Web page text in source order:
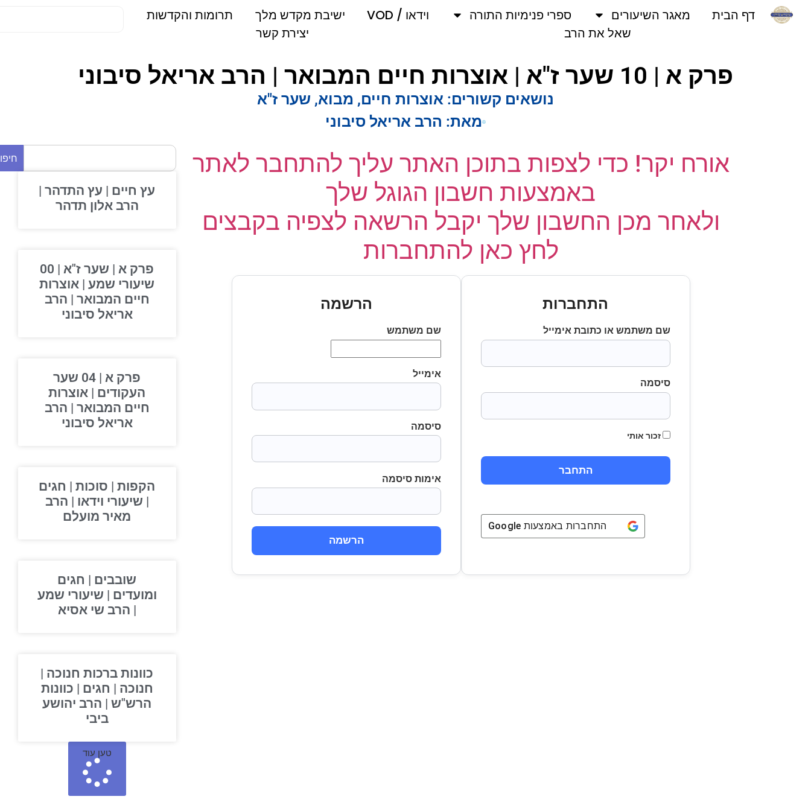
דף הבית מאגר השיעורים ספרי פנימיות התורה וידאו / VOD ישיבת מקדש מלך
תרומות והקדשות
שאל את הרב
יצירת קשר
פרק א | 10 שער ז"א | אוצרות חיים המבואר | הרב אריאל סיבוני
נושאים קשורים: אוצרות חיים,מבוא,שער ז"א
מאת:הרב אריאל סיבוני
אורח יקר! כדי לצפות בתוכן האתר עליך להתחבר לאתר
באמצעות חשבון הגוגל שלך
ולאחר מכן החשבון שלך יקבל הרשאה לצפיה בקבצים
לחץ כאן להתחברות
התחברות
שם משתמש או כתובת אימייל
סיסמה
זכור אותי
התחברות באמצעותGoogle
הרשמה
שם משתמש
אימייל
סיסמה
אימות סיסמה
הרשמה
חיפוש
עץ חיים | עץ התדהר |
הרב אלון תדהר
פרק א | שער ז"א | 00
שיעורי שמע | אוצרות
חיים המבואר | הרב
אריאל סיבוני
פרק א | 04 שער
העקודים | אוצרות
חיים המבואר | הרב
אריאל סיבוני
הקפות | סוכות | חגים
| שיעורי וידאו | הרב
מאיר מועלם
שובבים | חגים
ומועדים | שיעורי שמע
| הרב שי אסיא
כוונות ברכות חנוכה |
חנוכה | חגים | כוונות
הרש"ש | הרב יהושע
ביבי
טען עוד